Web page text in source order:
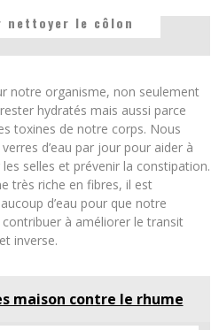
nettoyer le côlon
notre organisme, non seulement
hydratés mais aussi parce
toxines de notre corps. Nous
d’eau par jour pour aider à
selles et prévenir la constipation.
très riche en fibres, il est
d’eau pour que notre
à améliorer le transit
inverse.
maison contre le rhume